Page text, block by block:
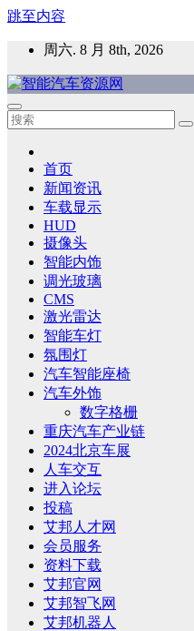
跳至内容
周六. 8 月 8th, 2026
智能汽车资源网
智能表面，智能内饰，新能
首页
新闻资讯
车载显示
HUD
摄像头
智能内饰
调光玻璃
CMS
激光雷达
智能车灯
氛围灯
汽车智能座椅
汽车外饰
数字格栅
重庆汽车产业链
2024北京车展
人车交互
进入论坛
投稿
艾邦人才网
会员服务
资料下载
艾邦官网
艾邦智飞网
艾邦机器人